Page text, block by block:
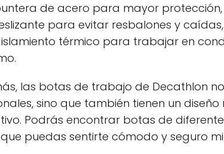
de acero para mayor
para evitar resbalones y
térmico para trabajar en
las botas de trabajo de Decathlon
sino que también tienen un
Podrás encontrar botas de
puedas sentirte cómodo y seguro